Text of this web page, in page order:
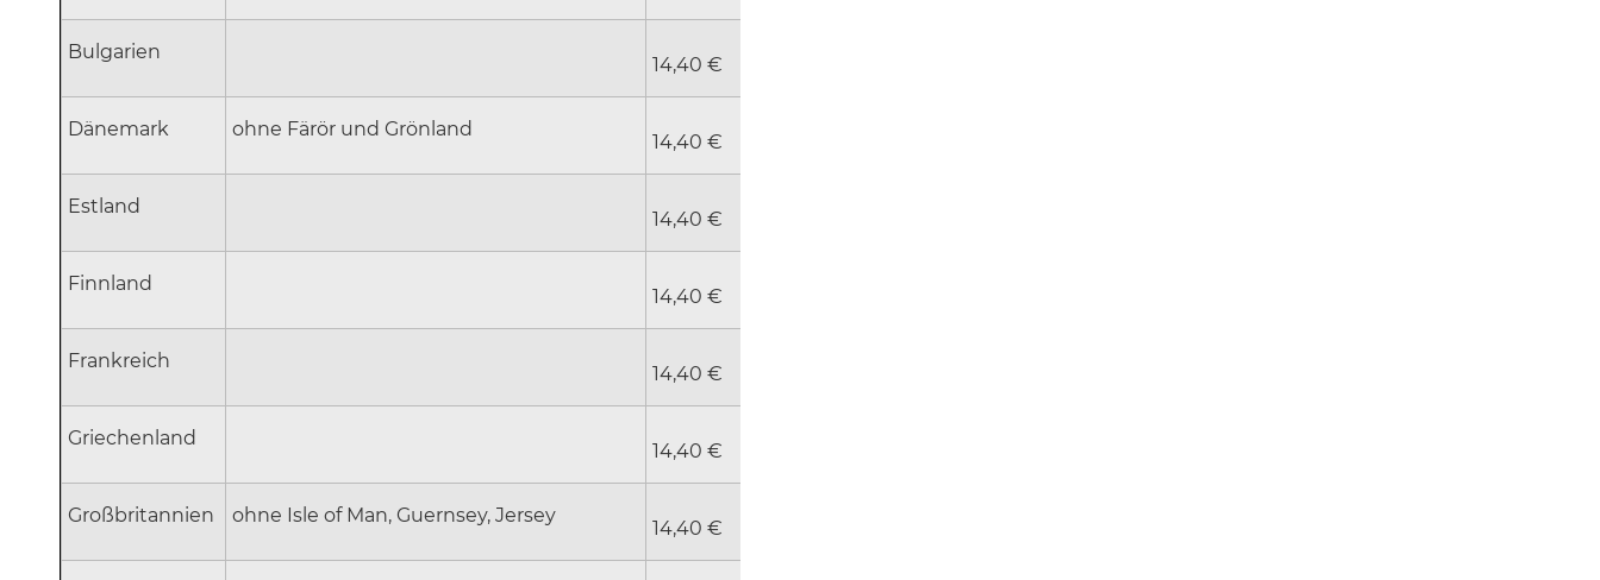
Bulgarien
14,40 €
Dänemark ohne Färör und Grönland
14,40 €
Estland
14,40 €
Finnland
14,40 €
Frankreich
14,40 €
Griechenland
14,40 €
Großbritannien ohne Isle of Man, Guernsey, Jersey
14,40 €